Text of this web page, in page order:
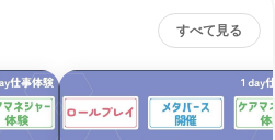
すべて見る